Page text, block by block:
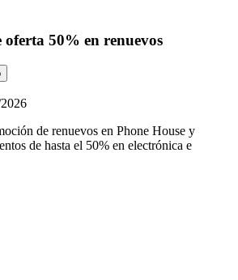
oferta 50% en renuevos
de renuevos en Phone House y
de hasta el 50% en electrónica e